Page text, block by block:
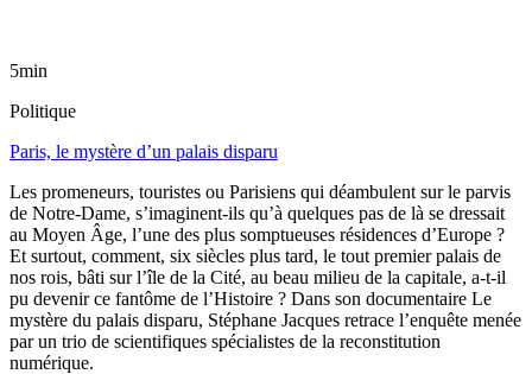
5min
Politique
Paris, le mystère d’un palais disparu
Les promeneurs, touristes ou Parisiens qui déambulent sur le parvis
de Notre-Dame, s’imaginent-ils qu’à quelques pas de là se dressait
au Moyen Âge, l’une des plus somptueuses résidences d’Europe ?
Et surtout, comment, six siècles plus tard, le tout premier palais de
nos rois, bâti sur l’île de la Cité, au beau milieu de la capitale, a-t-il
pu devenir ce fantôme de l’Histoire ? Dans son documentaire Le
mystère du palais disparu, Stéphane Jacques retrace l’enquête menée
par un trio de scientifiques spécialistes de la reconstitution
numérique.